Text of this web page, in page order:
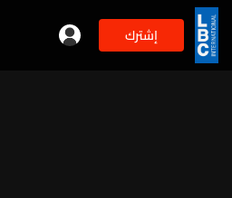
إشترك